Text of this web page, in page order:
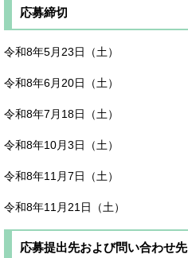
応募締切
令和8年5月23日（土）
令和8年6月20日（土）
令和8年7月18日（土）
令和8年10月3日（土）
令和8年11月7日（土）
令和8年11月21日（土）
応募提出先および問い合わせ先